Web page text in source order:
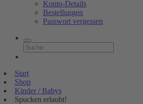
Konto-Details
Bestellungen
Passwort vergessen
Start
Shop
Kinder / Babys
Spucken erlaubt!